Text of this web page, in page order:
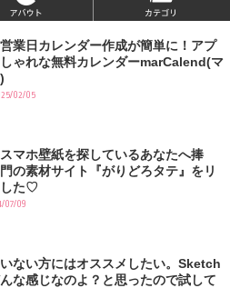
業日カレンダー作成が簡単に！アプ
ゃれな無料カレンダーmarCalend(マ
02/05
マホ壁紙を探しているあなたへ捧
の素材サイト『がりどろタテ』をリ
した♡
07/09
ない方にはオススメしたい。Sketch
な感じなのよ？と思ったので試して